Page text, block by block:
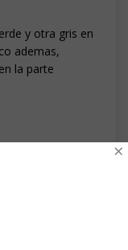
y otra gris en
ademas,
la parte
×